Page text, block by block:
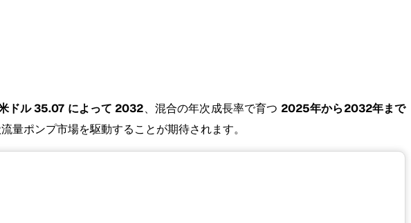
ドル 35.07 によって 2032、混合の年次成長率で育つ 2025年から2032年まで
量ポンプ市場を駆動することが期待されます。